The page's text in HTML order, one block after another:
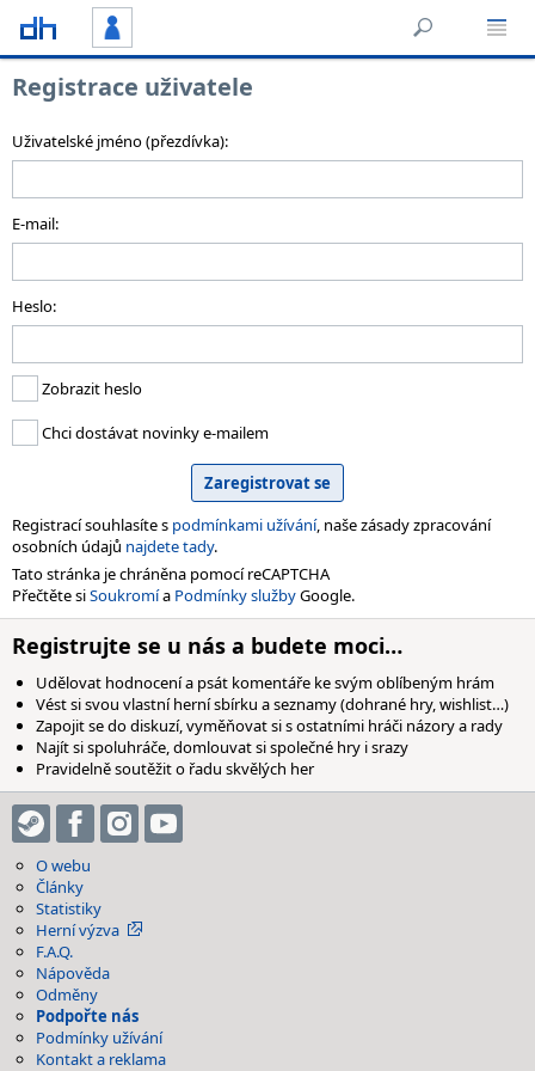
Registrace uživatele
Uživatelské jméno (přezdívka):
E-mail:
Heslo:
Zobrazit heslo
Chci dostávat novinky e-mailem
Registrací souhlasíte s podmínkami užívání, naše zásady zpracování
osobních údajů najdete tady.
Tato stránka je chráněna pomocí reCAPTCHA
Přečtěte siSoukromía Podmínky službyGoogle.
Registrujte se u nás a budete moci…
Udělovat hodnocení a psát komentáře ke svým oblíbeným hrám
Vést si svou vlastní herní sbírku a seznamy (dohrané hry, wishlist…)
Zapojit se do diskuzí, vyměňovat si s ostatními hráči názory a rady
Najít si spoluhráče, domlouvat si společné hry i srazy
Pravidelně soutěžit o řadu skvělých her
O webu
Články
Statistiky
Herní výzva
F.A.Q.
Nápověda
Odměny
Podpořte nás
Podmínky užívání
Kontakt a reklama